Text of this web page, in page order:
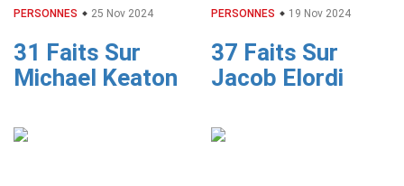
PERSONNES 25 Nov 2024
31 Faits Sur
Michael Keaton
PERSONNES 19 Nov 2024
37 Faits Sur
Jacob Elordi